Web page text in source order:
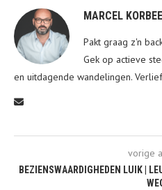
MARCEL KORBEE
Pakt graag z'n
Gek op actieve
en uitdagende wandelingen.
vorige
BEZIENSWAARDIGHEDEN LUIK |